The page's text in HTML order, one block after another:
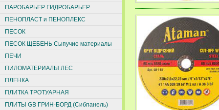
ПАРОБАРЬЕР ГИДРОБАРЬЕР
ПЕНОПЛАСТ и ПЕНОПЛЕКС
ПЕСОК
ПЕСОК ЩЕБЕНЬ Сыпучие материалы
ПЕЧИ
ПИЛОМАТЕРИАЛЫ ЛЕС
ПЛЕНКА
ПЛИТКА ТРОТУАРНАЯ
ПЛИТЫ GB ГРИН-БОРД (Сибпанель)